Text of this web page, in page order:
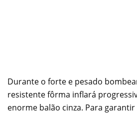
Durante o forte e pesado
resistente fôrma inflará
enorme balão cinza. Para garantir